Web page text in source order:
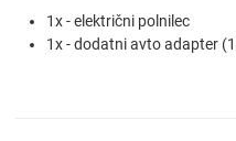
1x - električni polnilec
1x - dodatni avto adapter